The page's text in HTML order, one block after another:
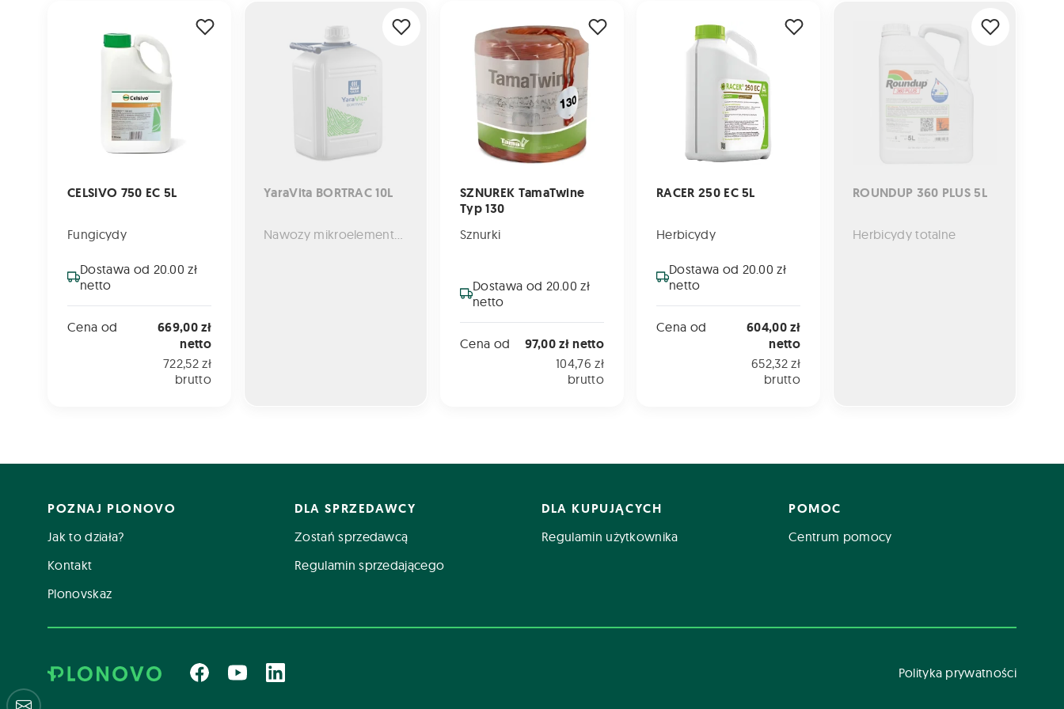
CELSIVO 750 EC 5L
Fungicydy
Dostawa od 20.00 zł
netto
Cena od
669,00 zł
netto
722,52 zł
brutto
YaraVita BORTRAC 10L
SZNUREK TamaTwine
Typ 130
Sznurki
Dostawa od 20.00 zł
netto
Cena od 97,00 zł netto
104,76 zł
brutto
RACER 250 EC 5L
Herbicydy
Dostawa od 20.00 zł
netto
Cena od
604,00 zł
netto
652,32 zł
brutto
ROUNDUP 360 PLUS 5L
Herbicydy totalne
POZNAJ PLONOVO
Jak to działa?
Kontakt
Plonovskaz
DLA SPRZEDAWCY
Zostań sprzedawcą
Regulamin sprzedającego
DLA KUPUJĄCYCH
Regulamin użytkownika
POMOC
Centrum pomocy
Polityka prywatności